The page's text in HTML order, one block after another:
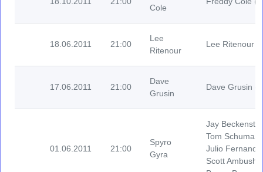
Cole
18.06.2011 21:00
Lee
Ritenour
Lee Ritenour
17.06.2011 21:00
Dave
Grusin
Dave Grusin
01.06.2011 21:00
Spyro
Gyra
Jay
Tom Schuman
Julio
Scott Ambush